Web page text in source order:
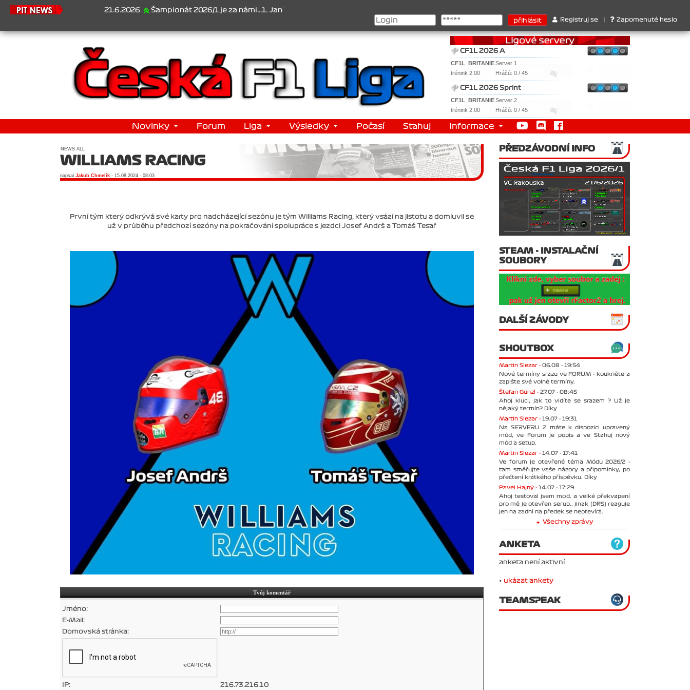
21.6.2026 Šampionát 2026/1 je za námi...1. Jan Veselý , 2. Jan Nováček , 3. Jakub Chmelík , Pohár konstruktérů : 1. Ferrari . 2. Williams , 3. RedBull ..... SprintCup - 1.
Registruj se Zapomenuté heslo
CF1L 2026 A
CF1L_BRITANIEServer 1
trénink 2:00
Hráčů: 0 / 45
CF1L 2026 Sprint
CF1L_BRITANIEServer 2
trénink 2:00
Hráčů: 0 / 45
Novinky Forum Liga Výsledky Počasí Stahuj Informace
NEWS ALL
WILLIAMS RACING
napsal Jakub Chmelík - 15.08.2024 - 08:03
První tým který odkrývá své karty pro nadcházející sezónu je tým Williams Racing, který vsází na jistotu a domluvil se
už v průběhu předchozí sezóny na pokračování spolupráce s jezdci Josef Andrš a Tomáš Tesař
Tvůj komentář
Jméno:
E-Mail:
Domovská stránka:
IP: 216.73.216.10
PŘEDZÁVODNÍ INFO
STEAM - INSTALAČNÍ
SOUBORY
DALŠÍ ZÁVODY
SHOUTBOX
Martin Slezar - 06.08 - 19:54
Nové termíny srazu ve FORUM - koukněte a
zapište své volné termíny.
Štefan Günzl - 27.07 - 08:45
Ahoj kluci, jak to vidíte se srazem ? Už je
nějaký termín? Díky
Martin Slezar - 19.07 - 19:31
Na SERVERU 2 máte k dispozici upravený
mód, ve Forum je popis a ve Stahuj nový
mód a setup.
Martin Slezar - 14.07 - 17:41
Ve forum je otevřené téma Módu 2026/2 -
tam směřujte vaše názory a připomínky, po
přečtení krátkého příspěvku. Díky
Pavel Hajný - 14.07 - 17:29
Ahoj testoval jsem mod. a velké překvapení
pro mě je otevřen serup.. jinak (DRS) reaguje
jen na zadní na předek se neotevírá.
Všechny zprávy
ANKETA
anketa není aktivní
• ukázat ankety
TEAMSPEAK